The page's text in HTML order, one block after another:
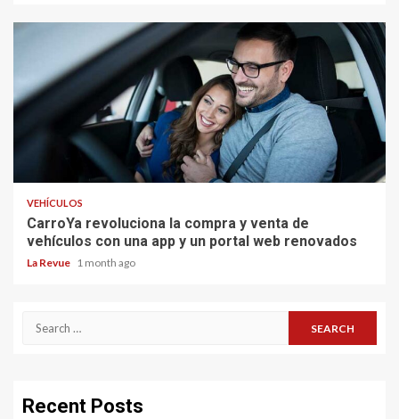
VEHÍCULOS
CarroYa revoluciona la compra y venta de
vehículos con una app y un portal web renovados
La Revue 1 month ago
Search
Recent Posts